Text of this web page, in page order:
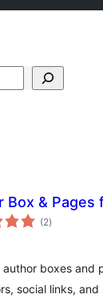
Box & Pages
(2總
評)
boxes and
social links, and